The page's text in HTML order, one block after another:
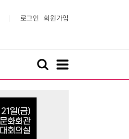
로그인 회원가입